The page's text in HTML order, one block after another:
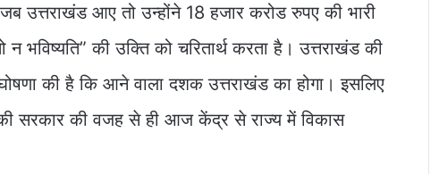
उत्तराखंड आए तो उन्होंने 18 हजार करोड रुपए की भारी
भविष्यति” की उक्ति को चरितार्थ करता है। उत्तराखंड की
की है कि आने वाला दशक उत्तराखंड का होगा। इसलिए
सरकार की वजह से ही आज केंद्र से राज्य में विकास